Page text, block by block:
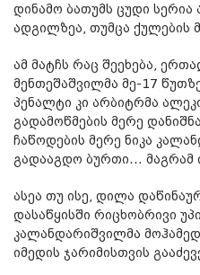
დინამო ბათუმს ცუდი
ადგილზეა, თუმცა ქულების
ამ მატჩს რაც შეეხება,
მენთეშაშვილმა მე-17
პენალტი კი არბიტრმა
გადამოწმების მერე
ჩაწოდების მერე ნიკა
გადააგდო ბურთი... მაგრამ
ასეა თუ ისე, დილა
დასაწყისში რიცხობრივი
კალანდარიშვილმა
იმედის ჯარიმისთვის